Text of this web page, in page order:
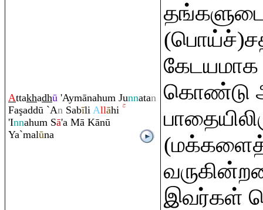
Attakhadhū 'Aymānahum Junnatan
Faşaddū `An Sabīli Allāhi
'Innahum Sā'a Mā Kānū
Ya`malūna
கொண்டு
இவர்கள்